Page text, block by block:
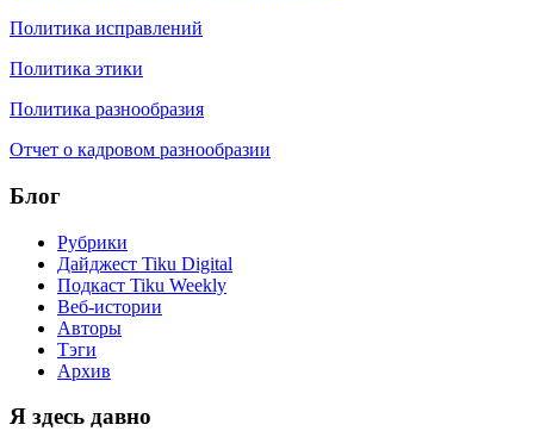
Политика исправлений
Политика этики
Политика разнообразия
Отчет о кадровом разнообразии
Блог
Рубрики
Дайджест Tiku Digital
Подкаст Tiku Weekly
Веб-истории
Авторы
Тэги
Архив
Я здесь давно